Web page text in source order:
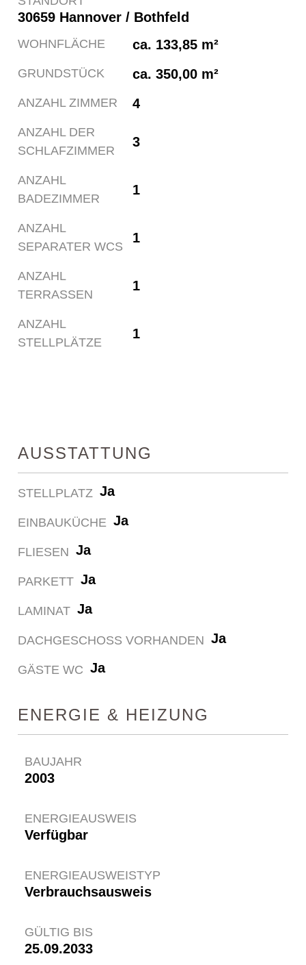
30659 Hannover / Bothfeld
WOHNFLÄCHE ca. 133,85 m²
GRUNDSTÜCK ca. 350,00 m²
ANZAHL ZIMMER 4
ANZAHL DER
SCHLAFZIMMER
3
ANZAHL
BADEZIMMER
1
ANZAHL
SEPARATER WCS
1
ANZAHL
TERRASSEN
1
ANZAHL
STELLPLÄTZE
1
AUSSTATTUNG
STELLPLATZ Ja
EINBAUKÜCHE Ja
FLIESEN Ja
PARKETT Ja
LAMINAT Ja
DACHGESCHOSS VORHANDEN Ja
GÄSTE WC Ja
ENERGIE & HEIZUNG
BAUJAHR
2003
ENERGIEAUSWEIS
Verfügbar
ENERGIE­AUSWEISTYP
Verbrauchsausweis
GÜLTIG BIS
25.09.2033